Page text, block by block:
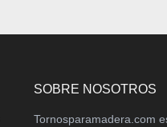
SOBRE NOSOTROS
Tornosparamadera.com